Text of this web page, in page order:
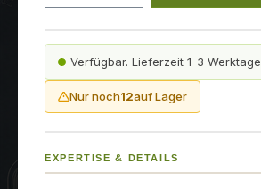
Verfügbar. Lieferzeit 1-3 Werktage
Nur noch12auf Lager
EXPERTISE & DETAILS